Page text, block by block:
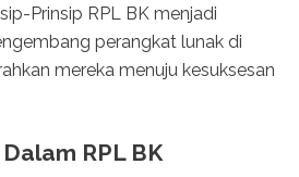
Prinsip RPL BK menjadi
perangkat lunak di
mereka menuju kesuksesan
RPL BK